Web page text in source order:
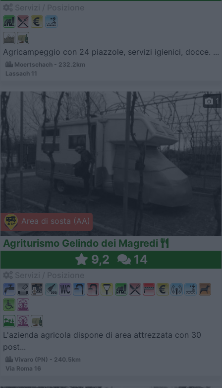
Agricampeggio con 24 piazzole, servizi igienici, docce. ...
Moertschach - 232.2km
Lassach 11
Area di sosta (AA)
1
Agriturismo Gelindo dei Magredi
9,2 14
L'azienda agricola dispone di area attrezzata con 30
post...
Vivaro (PN) - 240.5km
Via Roma 16